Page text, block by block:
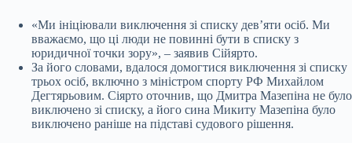
«Ми ініціювали виключення зі списку девʼяти осіб. Ми
вважаємо, що ці люди не повинні бути в списку з
юридичної точки зору», – заявив Сійярто.
За його словами, вдалося домогтися виключення зі списку
трьох осіб, включно з міністром спорту РФ Михайлом
Дегтярьовим. Сіярто оточнив, що Дмитра Мазепіна не було
виключено зі списку, а його сина Микиту Мазепіна було
виключено раніше на підставі судового рішення.